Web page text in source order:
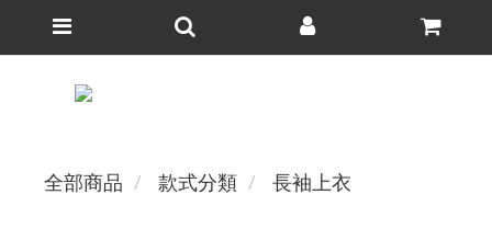
全部商品 款式分類 長袖上衣